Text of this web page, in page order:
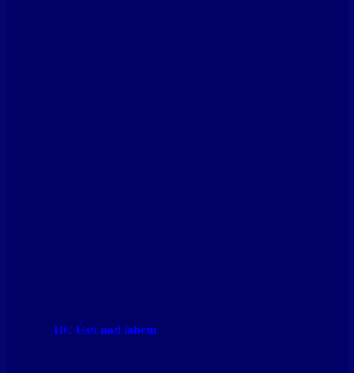
HC Ústí nad labem